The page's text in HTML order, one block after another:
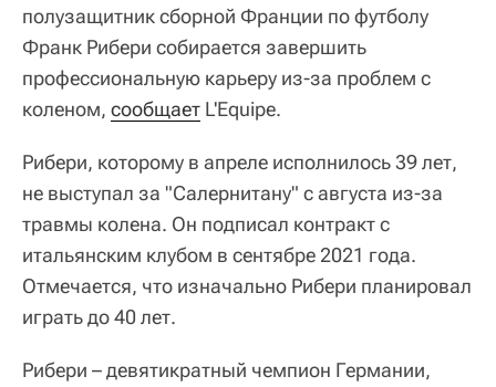
полузащитник сборной Франции по футболу
Франк Рибери собирается завершить
профессиональную карьеру из-за проблем с
коленом, сообщает L'Equipe.
Рибери, которому в апреле исполнилось 39 лет,
не выступал за "Салернитану" с августа из-за
травмы колена. Он подписал контракт с
итальянским клубом в сентябре 2021 года.
Отмечается, что изначально Рибери планировал
играть до 40 лет.
Рибери – девятикратный чемпион Германии,